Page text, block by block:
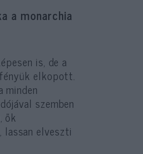
a monarchia
is, de a
elkopott.
szemben
ők
lassan elveszti